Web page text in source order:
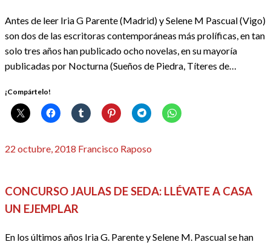
Antes de leer Iria G Parente (Madrid) y Selene M Pascual (Vigo)
son dos de las escritoras contemporáneas más prolíficas, en tan
solo tres años han publicado ocho novelas, en su mayoría
publicadas por Nocturna (Sueños de Piedra, Títeres de…
¡Compártelo!
Publicado
22 octubre, 2018 Francisco Raposo
CONCURSO JAULAS DE SEDA: LLÉVATE A CASA
UN EJEMPLAR
En los últimos años Iria G. Parente y Selene M. Pascual se han